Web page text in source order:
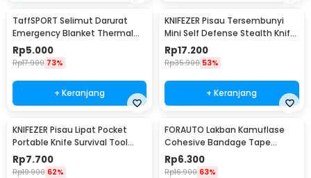
TaffSPORT Selimut Darurat
Emergency Blanket Thermal
130x210cm - SL03-001
Rp5.000
Rp17.900 73%
+ Keranjang
KNIFEZER Pisau Tersembunyi
Mini Self Defense Stealth Knife
Steel - H19
Rp17.200
Rp35.900 53%
+ Keranjang
KNIFEZER Pisau Lipat Pocket
Portable Knife Survival Tool
EDC Stainless - H18
Rp7.700
Rp19.900 62%
FORAUTO Lakban Kamuflase
Cohesive Bandage Tape
Hunting 4.5M 50mm - H10
Rp6.300
Rp16.900 63%